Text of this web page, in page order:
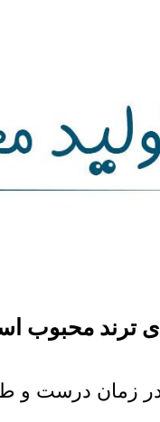
ترند محبوب
زمان درست و